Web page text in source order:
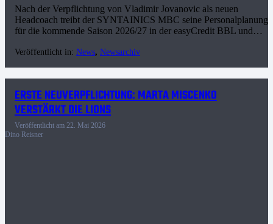
Nach der Verpflichtung von Vladimir Jovanovic als neuen
Headcoach treibt der SYNTAINICS MBC seine
für die kommende Saison 2026/27 in der easyCredit BBL und…
Veröffentlicht in: News, Newsarchiv
ERSTE NEUVERPFLICHTUNG: MARTA MISCENKO
VERSTÄRKT DIE LIONS
Veröffentlicht am 22. Mai 2026
Dino Reisner